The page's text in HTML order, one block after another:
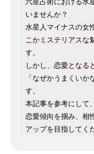
六星占術における水
いませんか？
水星人マイナスの女
こかミステリアスな
す。
しかし、 恋愛となる
「なぜかうまくい
す。
本記事を参考にして
恋愛傾向を掴み、相
アップを目指してく